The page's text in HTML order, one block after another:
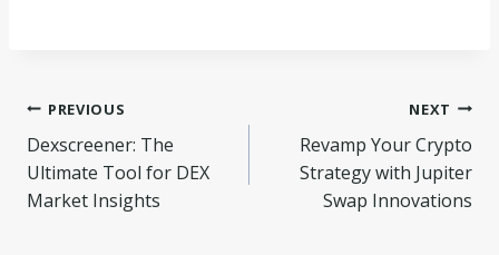
Navegação
de
Post
PREVIOUS
Dexscreener: The
Ultimate Tool for DEX
Market Insights
NEXT
Revamp Your Crypto
Strategy with Jupiter
Swap Innovations